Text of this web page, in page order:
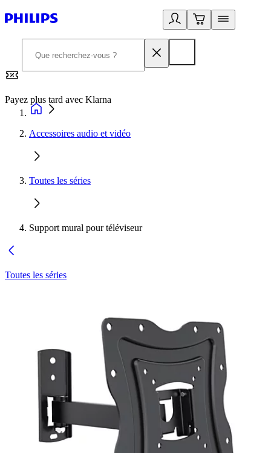
Payez plus tard avec Klarna
Accessoires audio et vidéo
Toutes les séries
Support mural pour téléviseur
Toutes les séries